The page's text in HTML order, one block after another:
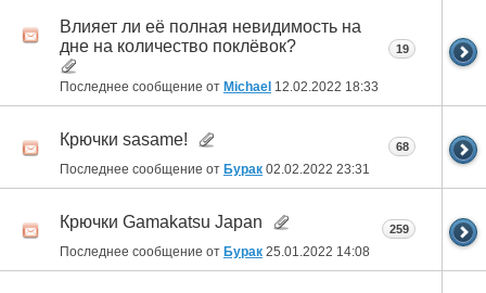
Влияет ли её полная невидимость на
дне на количество поклёвок?
Последнее сообщение от Michael 12.02.2022 18:33
19
Крючки sasame!
Последнее сообщение от Бурак 02.02.2022 23:31
68
Крючки Gamakatsu Japan
Последнее сообщение от Бурак 25.01.2022 14:08
259